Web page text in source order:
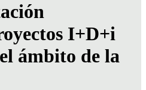
I+D+i
ámbito de la